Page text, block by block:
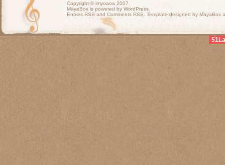
Copyright ©lmyoaoa 2007.
MayaBox is powered by WordPress.
Entries RSS and Comments RSS . Template designed by MayaBox
51La